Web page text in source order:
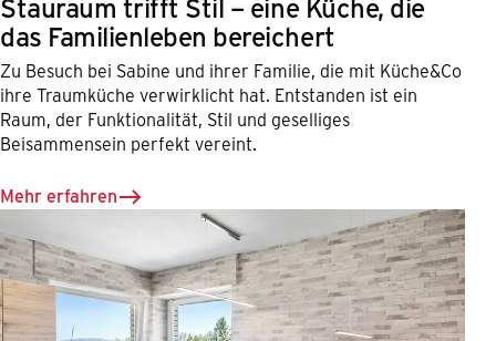
das Familienleben bereichert
Zu Besuch bei Sabine und ihrer Familie, die mit Küche&Co
ihre Traumküche verwirklicht hat. Entstanden ist ein
Raum, der Funktionalität, Stil und geselliges
Beisammensein perfekt vereint.
Mehr erfahren